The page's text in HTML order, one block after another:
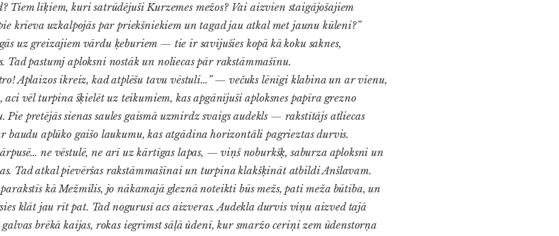
Tiem līķiem, kuri satrūdējuši Kurzemes mežos? Vai aizvien staigājošajiem
krieva uzkalpojās par priekšniekiem un tagad jau atkal met jaunu kūleni?”
uz greizajiem vārdu ķeburiem — tie ir savijušies kopā kā koku saknes,
Tad pastumj aploksni nostāk un noliecas pār rakstāmmašīnu.
Aplaizos ikreiz, kad atplēšu tavu vēstuli…” — večuks lēnīgi klabina un ar vienu,
aci vēl turpina šķielēt uz teikumiem, kas apgānījuši aploksnes papīra grezno
Pie pretējās sienas saules gaismā uzmirdz svaigs audekls — rakstītājs atliecas
baudu aplūko gaišo laukumu, kas atgādina horizontāli pagrieztas durvis.
ne vēstulē, ne arī uz kārtīgas lapas, — viņš noburkšķ, saburza aploksni un
Tad atkal pievēršas rakstāmmašīnai un turpina klakšķināt atbildi Anšlavam.
kā Mežmīlis, jo nākamajā gleznā noteikti būs mežs, pati meža būtība, un
klāt jau rīt pat. Tad nogurusī acs aizveras. Audekla durvis viņu aizved tajā
brēkā kaijas, rokas iegrimst sāļā ūdenī, kur smaržo ceriņi zem ūdenstorņa